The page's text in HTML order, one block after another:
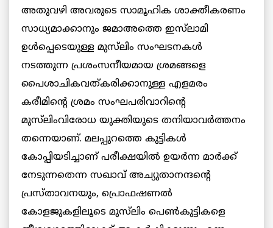
അതുവഴി അവരുടെ സാമൂഹിക ശാക്തീകരണം
സാധ്യമാക്കാനും ജമാഅത്തെ ഇസ്‌ലാമി
ഉള്‍പ്പെടെയുള്ള മുസ്‌ലിം സംഘടനകള്‍
നടത്തുന്ന പ്രശംസനീയമായ ശ്രമങ്ങളെ
പൈശാചികവത്കരിക്കാനുള്ള എളമരം
കരീമിന്റെ ശ്രമം സംഘപരിവാറിന്റെ
മുസ്‌ലിംവിരോധ യുക്തിയുടെ തനിയാവര്‍ത്തനം
തന്നെയാണ്. മലപ്പുറത്തെ കുട്ടികൾ
കോപ്പിയടിച്ചാണ് പരീക്ഷയില്‍ ഉയർന്ന മാർക്ക്
നേടുന്നതെന്ന സഖാവ് അച്യുതാനന്ദന്റെ
പ്രസ്താവനയും, പ്രൊഫഷണല്‍
കോളജുകളിലൂടെ മുസ്‌ലിം പെണ്‍കുട്ടികളെ